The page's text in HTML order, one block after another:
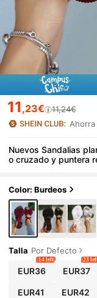
11 ,23€
11,24€
Ahorra
Nuevos Sandalias
o cruzado y puntera
Color: Burdeos
Talla Por Defecto
EUR36
14 left
EUR37
23
EUR41 EUR42